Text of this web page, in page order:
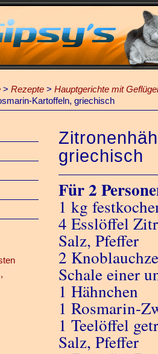
> Rezepte > Hauptgerichte mit Geflügel
Kartoffeln, griechisch
griechisch
Für 2
1 kg
4 Esslöffel
Salz, Pfeffer
2
Schale einer
1 Hähnchen
1 Rosmarin-
1 Teelöffel
Salz, Pfeffer